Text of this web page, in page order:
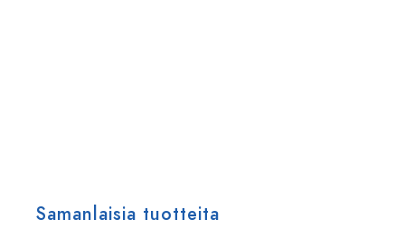
Samanlaisia tuotteita